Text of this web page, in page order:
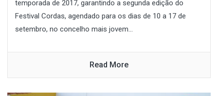
temporada de 2017, garantindo a segunda edição do
Festival Cordas, agendado para os dias de 10 a 17 de
setembro, no concelho mais jovem...
Read More